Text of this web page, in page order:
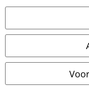
Alle prijzen incl.wettelijke
© 1986-2026 Large
Onze online shops